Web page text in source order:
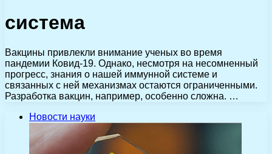
система
Вакцины привлекли внимание ученых во время
пандемии Ковид-19. Однако, несмотря на несомненный
прогресс, знания о нашей иммунной системе и
связанных с ней механизмах остаются ограниченными.
Разработка вакцин, например, особенно сложна. …
Новости науки